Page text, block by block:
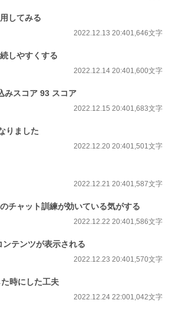
してみる
2022.12.13 20:401,646文字
しやすくする
2022.12.14 20:401,600文字
みスコア 93 スコア
2022.12.15 20:401,683文字
りました
2022.12.20 20:401,501文字
2022.12.21 20:401,587文字
チャット訓練が効いている気がする
2022.12.22 20:401,586文字
テンツが表示される
2022.12.23 20:401,570文字
時にした工夫
2022.12.24 22:001,042文字